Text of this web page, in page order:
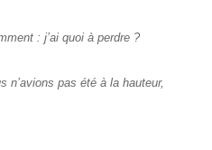
: j’ai quoi à perdre ?
n’avions pas été à la hauteur,